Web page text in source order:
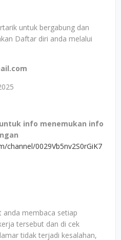
untuk bergabung dan
Daftar diri anda melalui
untuk info menemukan info
channel/0029Vb5nv2S0rGiK7
membaca setiap
tersebut dan di cek
tidak terjadi kesalahan,